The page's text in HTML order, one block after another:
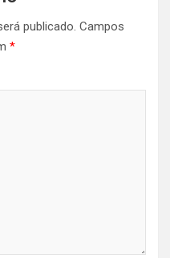
publicado. Campos
*